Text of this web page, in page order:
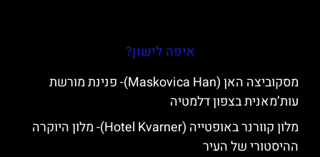
איפה לישון?
מסקוביצה האן (Maskovica Han)- פנינת מורשת
עות’מאנית בצפון דלמטיה
מלון קוורנר באופטייה (Hotel Kvarner)- מלון היוקרה
ההיסטורי של העיר